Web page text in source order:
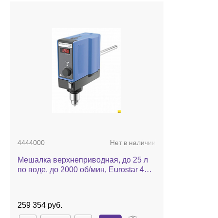
4444000 Нет в наличии
Мешалка верхнеприводная, до 25 л
по воде, до 2000 об/мин, Eurostar 40
259 354 руб.